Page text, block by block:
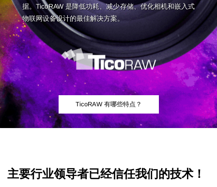
据。TicoRAW 是降低功耗、减少存储、优化相机和嵌入式
物联网设备设计的最佳解决方案。
TicoRAW 有哪些特点？
主要行业领导者已经信任我们的技术！